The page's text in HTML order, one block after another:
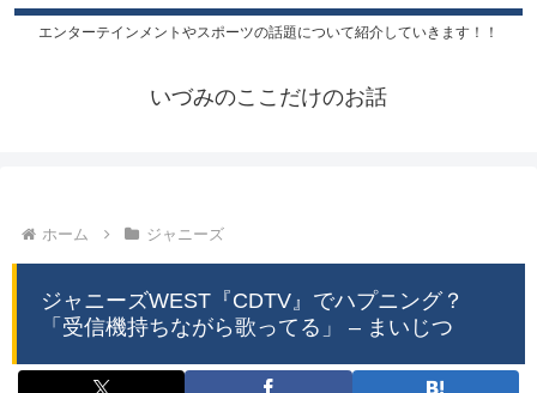
エンターテインメントやスポーツの話題について紹介していきます！！
いづみのここだけのお話
ホーム ジャニーズ
ジャニーズWEST『CDTV』でハプニング？
「受信機持ちながら歌ってる」 – まいじつ